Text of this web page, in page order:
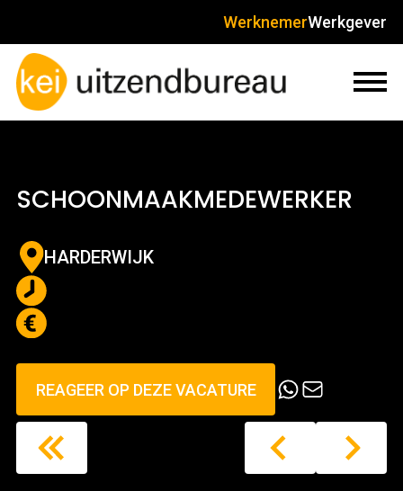
WerknemerWerkgever
SCHOONMAAKMEDEWERKER
HARDERWIJK
REAGEER OP DEZE VACATURE